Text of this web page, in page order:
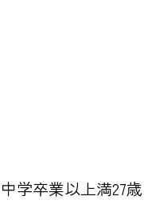
学卒業以上満27